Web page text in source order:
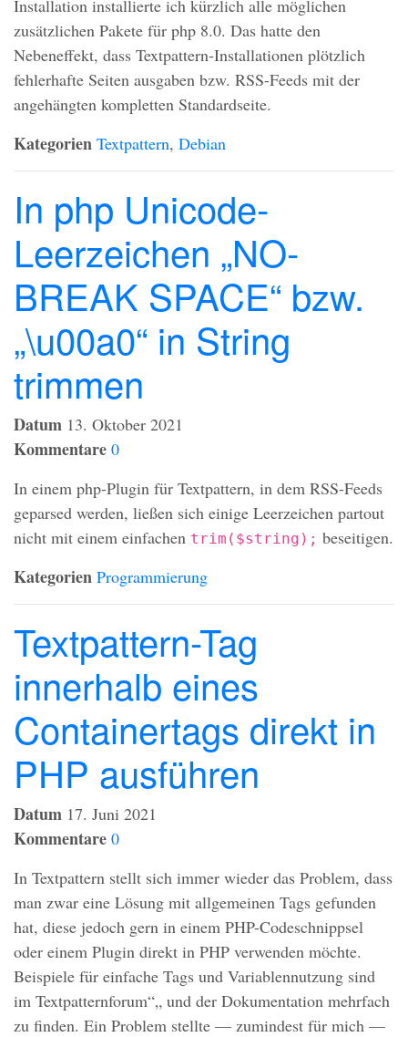
Installation installierte ich kürzlich alle möglichen
zusätzlichen Pakete für php 8.0. Das hatte den
Nebeneffekt, dass Textpattern-Installationen plötzlich
fehlerhafte Seiten ausgaben bzw. RSS-Feeds mit der
angehängten kompletten Standardseite.
Kategorien Textpattern, Debian
In php Unicode-
Leerzeichen „NO-
BREAK SPACE“ bzw.
„\u00a0“ in String
trimmen
Datum 13. Oktober 2021
Kommentare 0
In einem php-Plugin für Textpattern, in dem RSS-Feeds
geparsed werden, ließen sich einige Leerzeichen partout
nicht mit einem einfachen trim($string); beseitigen.
Kategorien Programmierung
Textpattern-Tag
innerhalb eines
Containertags direkt in
PHP ausführen
Datum 17. Juni 2021
Kommentare 0
In Textpattern stellt sich immer wieder das Problem, dass
man zwar eine Lösung mit allgemeinen Tags gefunden
hat, diese jedoch gern in einem PHP-Codeschnippsel
oder einem Plugin direkt in PHP verwenden möchte.
Beispiele für einfache Tags und Variablennutzung sind
im Textpatternforum“„ und der Dokumentation mehrfach
zu finden. Ein Problem stellte — zumindest für mich —